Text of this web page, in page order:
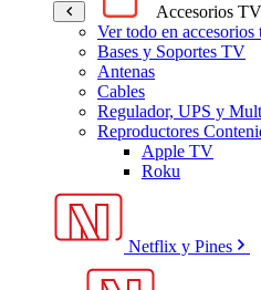
Accesorios TV
Ver todo en accesorios
Bases y Soportes TV
Antenas
Cables
Regulador, UPS y
Reproductores
Apple TV
Roku
Netflix y Pines